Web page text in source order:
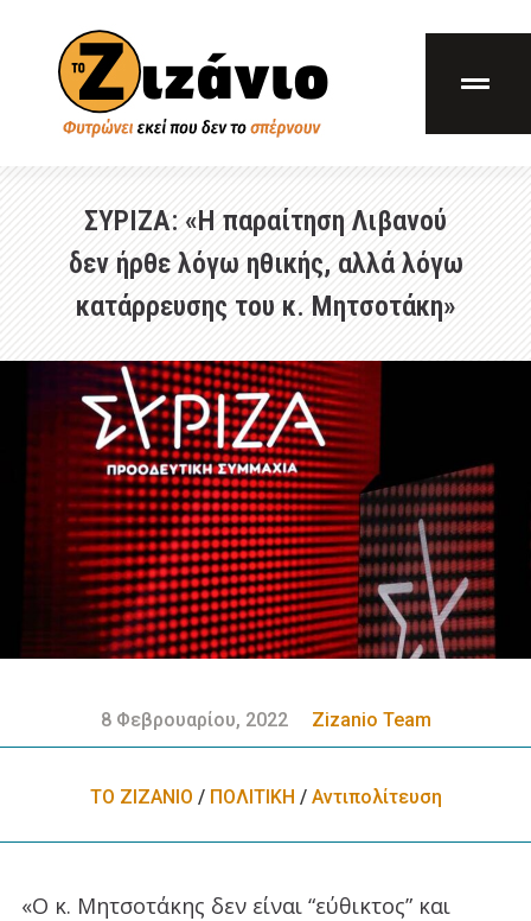
ΣΥΡΙΖΑ: «Η παραίτηση Λιβανού
δεν ήρθε λόγω ηθικής, αλλά λόγω
κατάρρευσης του κ. Μητσοτάκη»
8 Φεβρουαρίου, 2022 Zizanio Team
ΤΟ ΖΙΖΑΝΙΟ / ΠΟΛΙΤΙΚΗ / Αντιπολίτευση
«Ο κ. Μητσοτάκης δεν είναι “εύθικτος” και